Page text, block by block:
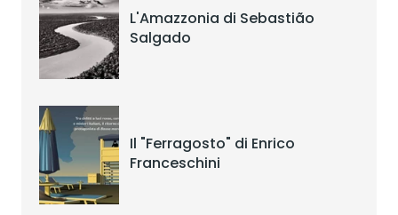
L'Amazzonia di Sebastião
Salgado
Il "Ferragosto" di Enrico
Franceschini